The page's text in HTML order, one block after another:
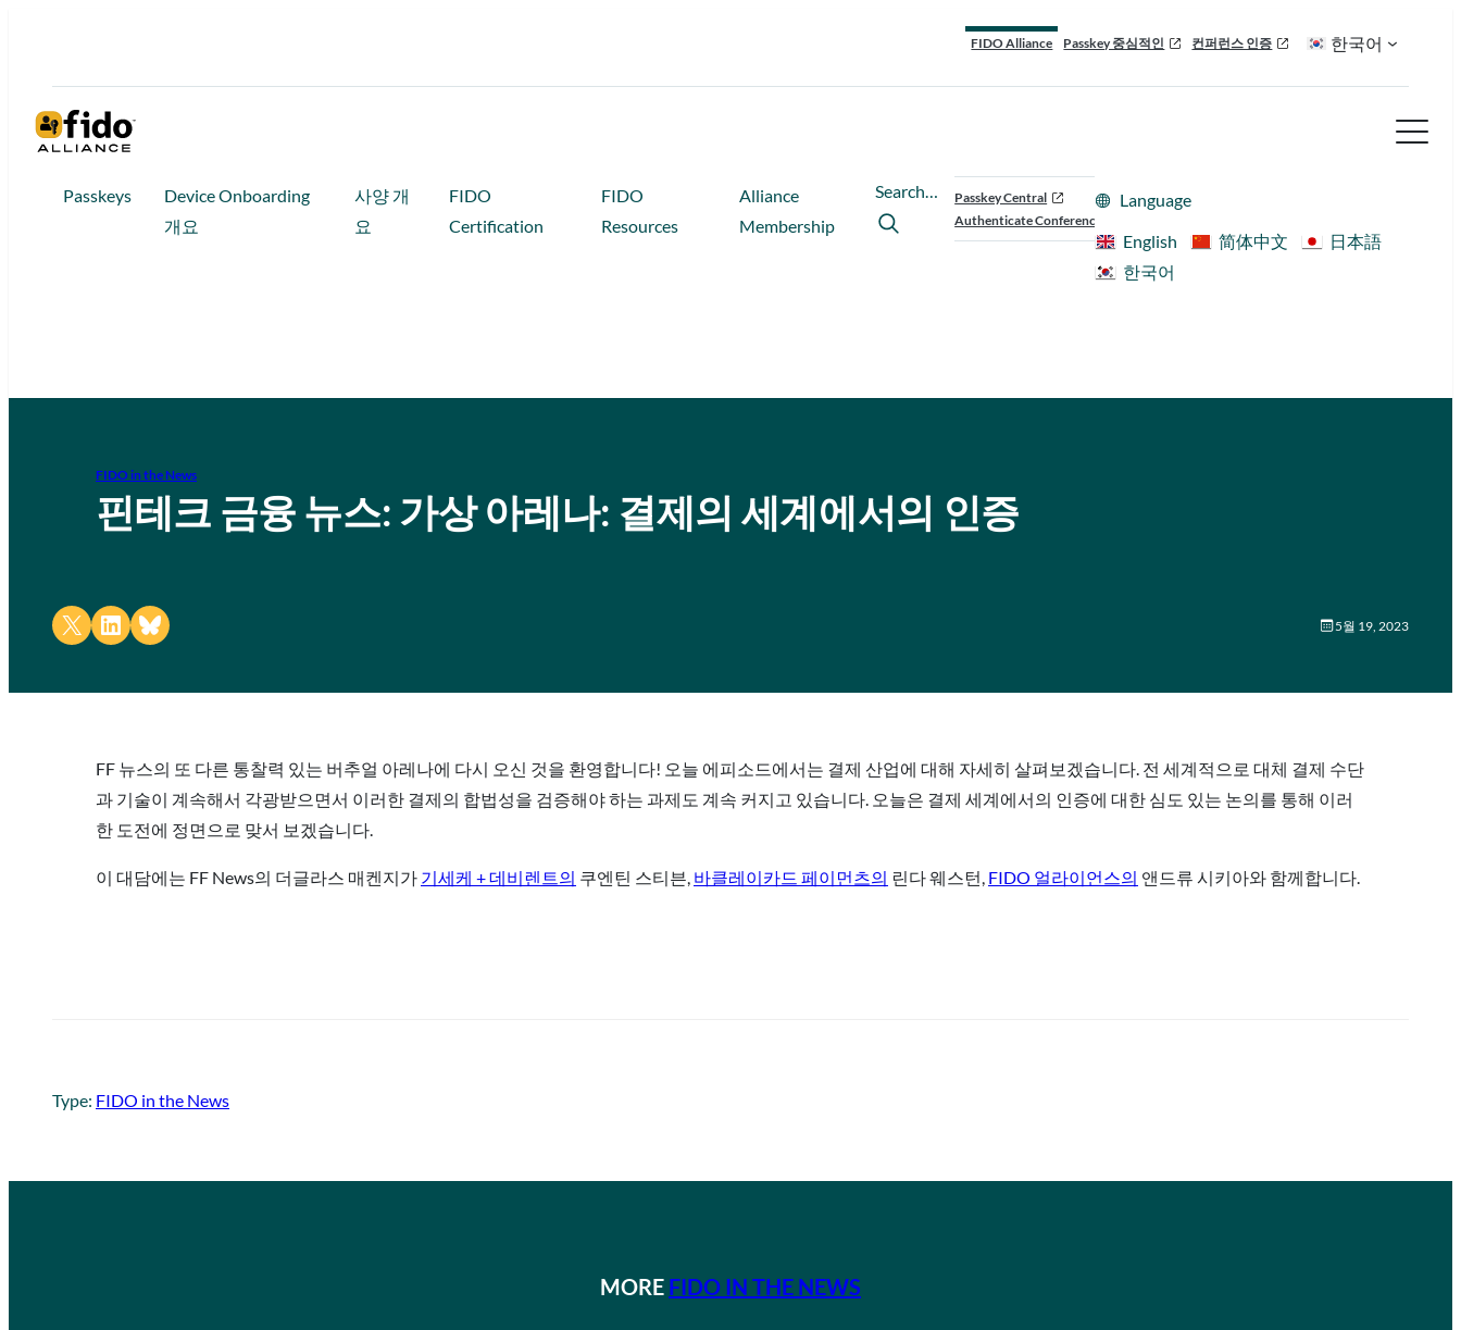
FIDO Alliance Passkey 중심적인 컨퍼런스 인증 한국어
Passkeys
Device Onboarding
개요
사양 개
요
FIDO
Certification
FIDO
Resources
Alliance
Membership
Search…
Passkey Central
Authenticate Conference
Language
English
简体中文
日本語
한국어
FIDO in the News
핀테크 금융 뉴스: 가상 아레나: 결제의 세계에서의 인증
Share on X Share on LinkedIn
Share on Bluesky 5월 19, 2023
FF 뉴스의 또 다른 통찰력 있는 버추얼 아레나에 다시 오신 것을 환영합니다! 오늘 에피소드에서는 결제 산업에 대해 자세히 살펴보겠습니다. 전 세계적으로 대체 결제 수단
과 기술이 계속해서 각광받으면서 이러한 결제의 합법성을 검증해야 하는 과제도 계속 커지고 있습니다. 오늘은 결제 세계에서의 인증에 대한 심도 있는 논의를 통해 이러
한 도전에 정면으로 맞서 보겠습니다.
이 대담에는 FF News의 더글라스 매켄지가 기세케 + 데비렌트의 쿠엔틴 스티븐, 바클레이카드 페이먼츠의 린다 웨스턴, FIDO 얼라이언스의 앤드류 시키아와 함께합니다.
Type: FIDO in the News
MORE FIDO IN THE NEWS